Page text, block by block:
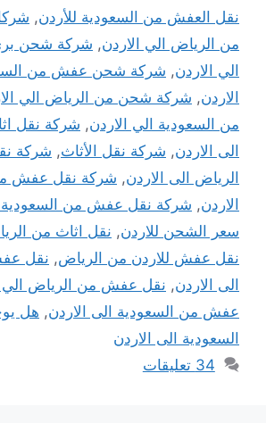
نقل العفش من السعودية للأردن,
من الرياض الي الاردن, شركة شحن
الي الاردن, شركة شحن عفش من
الاردن, شركة شحن من الرياض الي
من السعودية الي الاردن, شركة نقل
الى الاردن, شركة نقل الأثاث, شركة
الرياض الى الاردن, شركة نقل عفش
الاردن, شركة نقل عفش من السعودية
سعر الشحن للاردن, نقل اثاث من
نقل عفش للاردن من الرياض, نقل
الى الاردن, نقل عفش من الرياض الي
عفش من السعودية الى الاردن, هل
السعودية الى الاردن
34 تعليقات